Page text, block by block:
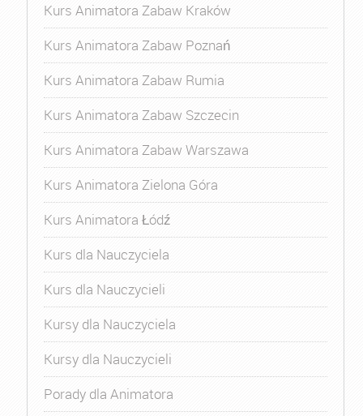
Kurs Animatora Zabaw Kraków
Kurs Animatora Zabaw Poznań
Kurs Animatora Zabaw Rumia
Kurs Animatora Zabaw Szczecin
Kurs Animatora Zabaw Warszawa
Kurs Animatora Zielona Góra
Kurs Animatora Łódź
Kurs dla Nauczyciela
Kurs dla Nauczycieli
Kursy dla Nauczyciela
Kursy dla Nauczycieli
Porady dla Animatora